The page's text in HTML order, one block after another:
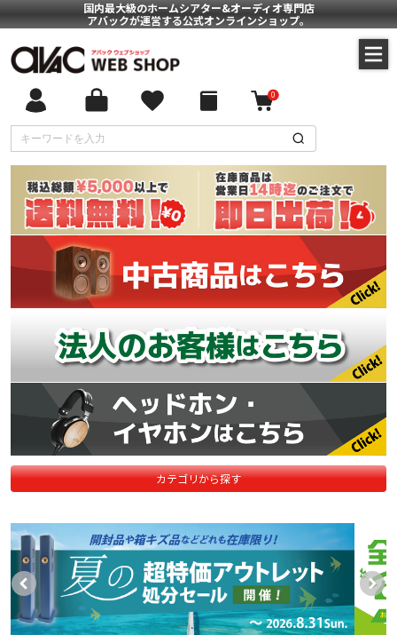
国内最大級のホームシアター&オーディオ専門店
アバックが運営する公式オンラインショップ。
0
カテゴリから探す